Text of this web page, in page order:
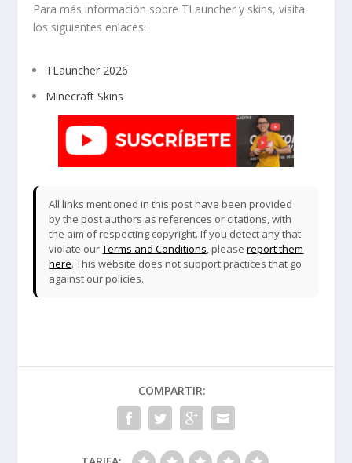
Para más información sobre TLauncher y skins, visita
los siguientes enlaces:
TLauncher 2026
Minecraft Skins
All links mentioned in this post have been provided
by the post authors as references or citations, with
the aim of respecting copyright. If you detect any that
violate ourTerms and Conditions, pleasereport them
here. This website does not support practices that go
against our policies.
COMPARTIR: